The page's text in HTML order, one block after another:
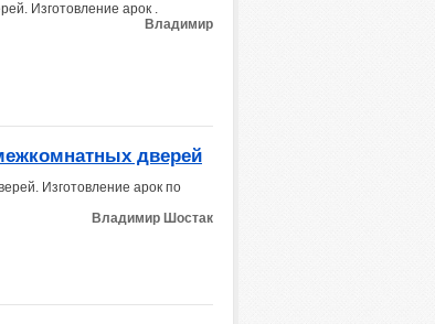
Изготовление арок .
Владимир
дверей
Изготовление арок по
Владимир Шостак